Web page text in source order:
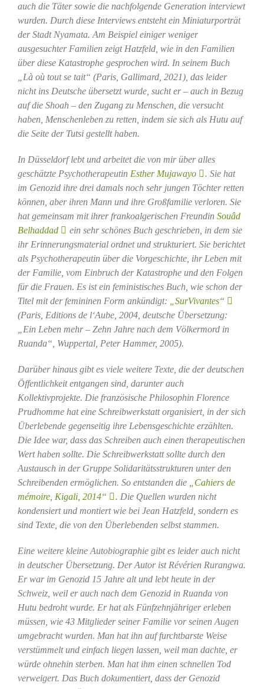
auch die Täter sowie die nachfolgende Generation interviewt
wurden. Durch diese Interviews entsteht ein Miniaturporträt
der Stadt Nyamata. Am Beispiel einiger weniger
ausgesuchter Familien zeigt Hatzfeld, wie in den Familien
über diese Katastrophe gesprochen wird. In seinem Buch
„Là où tout se tait“ (Paris, Gallimard, 2021), das leider
nicht ins Deutsche übersetzt wurde, sucht er – auch in Bezug
auf die Shoah – den Zugang zu Menschen, die versucht
haben, Menschenleben zu retten, indem sie sich als Hutu auf
die Seite der Tutsi gestellt haben.
In Düsseldorf lebt und arbeitet die von mir über alles
geschätzte Psychotherapeutin Esther Mujawayo
. Sie hat
im Genozid ihre drei damals noch sehr jungen Töchter retten
können, aber ihren Mann und ihre Großfamilie verloren. Sie
hat gemeinsam mit ihrer frankoalgerischen Freundin Souâd
Belhaddad
ein sehr schönes Buch geschrieben, in dem sie
ihr Erinnerungsmaterial ordnet und strukturiert. Sie berichtet
als Psychotherapeutin über die Vorgeschichte, ihr Leben mit
der Familie, vom Einbruch der Katastrophe und den Folgen
für die Frauen. Es ist ein feministisches Buch, wie schon der
Titel mit der femininen Form ankündigt:
„SurVivantes“
(Paris, Editions de l‘Aube, 2004, deutsche Übersetzung:
„Ein Leben mehr – Zehn Jahre nach dem Völkermord in
Ruanda“, Wuppertal, Peter Hammer, 2005).
Darüber hinaus gibt es viele weitere Texte, die der deutschen
Öffentlichkeit entgangen sind, darunter auch
Kollektivprojekte. Die französische Philosophin Florence
Prudhomme hat eine Schreibwerkstatt organisiert, in der sich
Überlebende gegenseitig ihre Lebensgeschichte erzählten.
Die Idee war, dass das Schreiben auch einen therapeutischen
Wert haben sollte. Die Schreibwerkstatt sollte durch den
Austausch in der Gruppe Solidaritätsstrukturen unter den
Schreibenden ermöglichen. So entstanden die
„Cahiers de
mémoire, Kigali, 2014“
. Die Quellen wurden nicht
kondensiert und montiert wie bei Jean Hatzfeld, sondern es
sind Texte, die von den Überlebenden selbst stammen.
Eine weitere kleine Autobiographie gibt es leider auch nicht
in deutscher Übersetzung. Der Autor ist Révérien Rurangwa.
Er war im Genozid 15 Jahre alt und lebt heute in der
Schweiz, weil er auch nach dem Genozid in Ruanda von
Hutu bedroht wurde. Er hat als Fünfzehnjähriger erleben
müssen, wie 43 Mitglieder seiner Familie vor seinen Augen
umgebracht wurden. Man hat ihn auf furchtbarste Weise
verstümmelt und einfach liegen lassen, weil man dachte, er
würde ohnehin sterben. Man hat ihm einen schnellen Tod
verweigert. Das Buch dokumentiert, dass der Genozid